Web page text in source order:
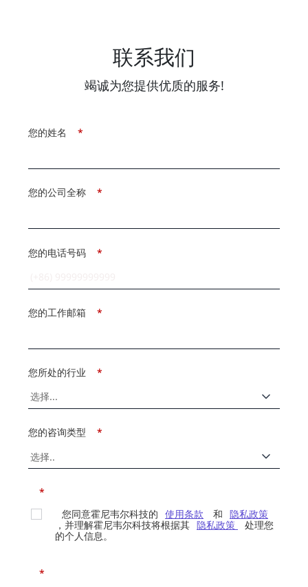
联系我们
竭诚为您提供优质的服务!
*
您的姓名
*
您的公司全称
*
您的电话号码
*
您的工作邮箱
*
您所处的行业
*
您的咨询类型
*
您同意霍尼韦尔科技的 使用条款 和 隐私政策
，并理解霍尼韦尔科技将根据其 隐私政策
处理您
的个人信息。
*